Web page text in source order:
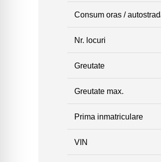
Consum oras /
Nr. locuri
Greutate
Greutate max.
Prima inmatriculare
VIN